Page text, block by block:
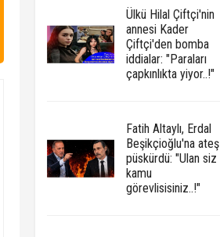
Ülkü Hilal Çiftçi'nin
annesi Kader
Çiftçi'den bomba
iddialar: "Paraları
çapkınlıkta yiyor..!"
Fatih Altaylı, Erdal
Beşikçioğlu'na ateş
püskürdü: "Ulan siz
kamu
görevlisisiniz..!"